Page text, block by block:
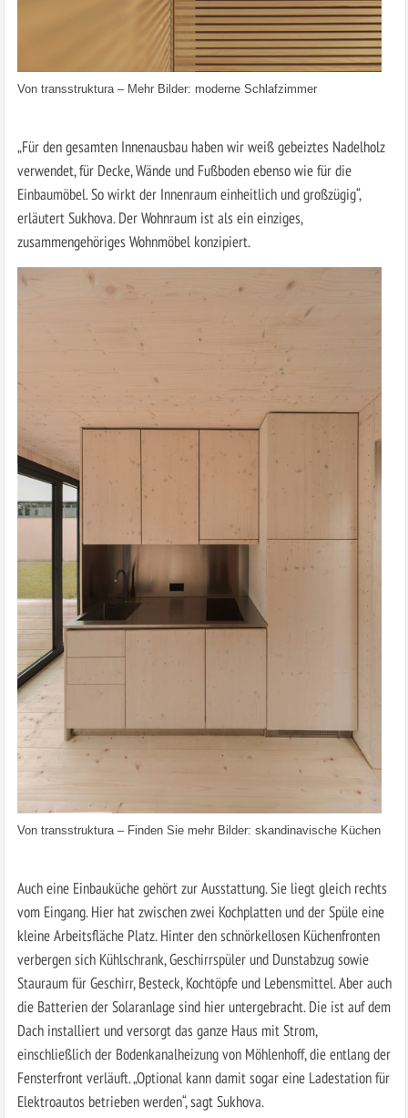
Von transstruktura– Mehr Bilder: moderne Schlafzimmer
„Für den gesamten Innenausbau haben wir weiß gebeiztes Nadelholz
verwendet, für Decke, Wände und Fußboden ebenso wie für die
Einbaumöbel. So wirkt der Innenraum einheitlich und großzügig“,
erläutert Sukhova. Der Wohnraum ist als ein einziges,
zusammengehöriges Wohnmöbel konzipiert.
Von transstruktura– Finden Sie mehr Bilder: skandinavische Küchen
Auch eine Einbauküche gehört zur Ausstattung. Sie liegt gleich rechts
vom Eingang. Hier hat zwischen zwei Kochplatten und der Spüle eine
kleine Arbeitsfläche Platz. Hinter den schnörkellosen Küchenfronten
verbergen sich Kühlschrank, Geschirrspüler und Dunstabzug sowie
Stauraum für Geschirr, Besteck, Kochtöpfe und Lebensmittel. Aber auch
die Batterien der Solaranlage sind hier untergebracht. Die ist auf dem
Dach installiert und versorgt das ganze Haus mit Strom,
einschließlich der Bodenkanalheizung von Möhlenhoff, die entlang der
Fensterfront verläuft. „Optional kann damit sogar eine Ladestation für
Elektroautos betrieben werden“, sagt Sukhova.